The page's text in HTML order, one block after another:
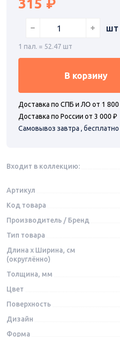
315
шт
1 пал. = 52.47 шт
В корзину
Доставка по СПБ и ЛО от 1 800
Доставка по России от 3 000 ₽
Самовывоз завтра , бесплатно
Входит в коллекцию:
Артикул
Код товара
Производитель / Бренд
Тип товара
Длина x Ширина, см
(округлённо)
Толщина, мм
Цвет
Поверхность
Дизайн
Форма